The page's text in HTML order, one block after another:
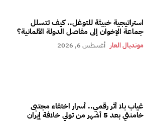
استراتيجية خبيثة للتوغل.. كيف تتسلل
جماعة الإخوان إلى مفاصل الدولة الألمانية؟
مونديال العار أغسطس 6, 2026
غياب بلا أثر رقمي.. أسرار اختفاء مجتبى
خامنئي بعد 5 أشهر من تولي خلافة إيران